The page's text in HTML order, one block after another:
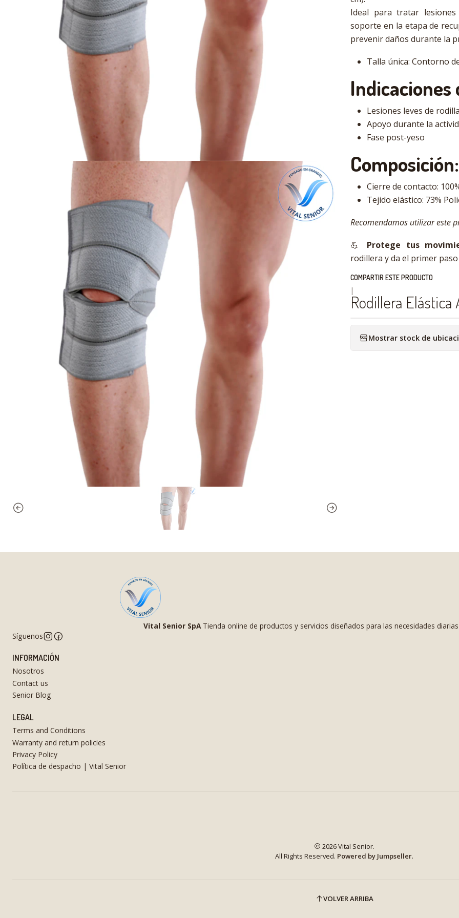
Ideal para tratar
soporte en la etapa de
prevenir daños durante la
Talla única: Contorno
Indicaciones
Lesiones leves de rodilla
Apoyo durante la
Fase post-yeso
Composición:
Cierre de contacto:
Tejido elástico: 73%
Recomendamos utilizar este
💪 Protege tus
rodillera y da el primer
COMPARTIR ESTE PRODUCTO
|
Rodillera Elástica
Mostrar stock de
Vital Senior SpATienda online de productos y servicios diseñados para las necesidades
Síguenos
INFORMACIÓN
Nosotros
Contact us
Senior Blog
LEGAL
Terms and Conditions
Warranty and return policies
Privacy Policy
Política de despacho | Vital Senior
2026 Vital Senior.
All Rights Reserved. Powered by Jumpseller.
VOLVER ARRIBA